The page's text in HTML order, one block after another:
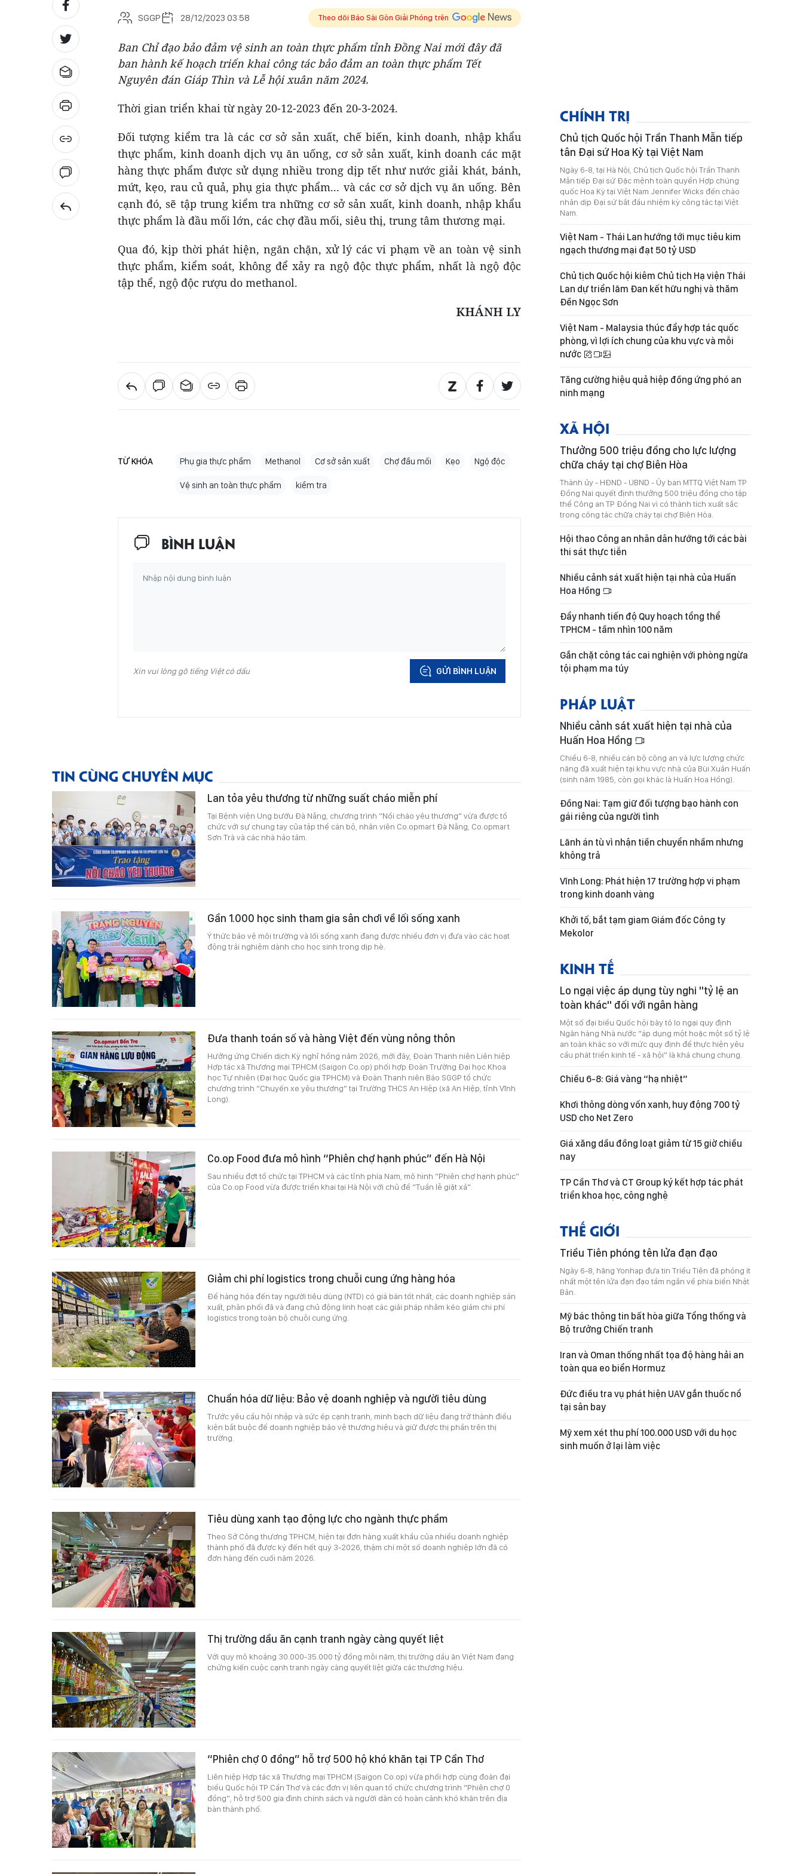
SGGP 28/12/2023 03:58 Theo dõi Báo Sài Gòn Giải Phóng trên
Ban Chỉ đạo bảo đảm vệ sinh an toàn thực phẩm tỉnh Đồng Nai mới đây đã
ban hành kế hoạch triển khai công tác bảo đảm an toàn thực phẩm Tết
Nguyên đán Giáp Thìn và Lễ hội xuân năm 2024.
Thời gian triển khai từ ngày 20-12-2023 đến 20-3-2024.
Đối tượng kiểm tra là các cơ sở sản xuất, chế biến, kinh doanh, nhập khẩu
thực phẩm, kinh doanh dịch vụ ăn uống, cơ sở sản xuất, kinh doanh các mặt
hàng thực phẩm được sử dụng nhiều trong dịp tết như nước giải khát, bánh,
mứt, kẹo, rau củ quả, phụ gia thực phẩm... và các cơ sở dịch vụ ăn uống. Bên
cạnh đó, sẽ tập trung kiểm tra những cơ sở sản xuất, kinh doanh, nhập khẩu
thực phẩm là đầu mối lớn, các chợ đầu mối, siêu thị, trung tâm thương mại.
Qua đó, kịp thời phát hiện, ngăn chặn, xử lý các vi phạm về an toàn vệ sinh
thực phẩm, kiểm soát, không để xảy ra ngộ độc thực phẩm, nhất là ngộ độc
tập thể, ngộ độc rượu do methanol.
KHÁNH LY
TỪ KHÓA Phụ gia thực phẩm Methanol Cơ sở sản xuất Chợ đầu mối Kẹo Ngộ độc
Vệ sinh an toàn thực phẩm kiểm tra
BÌNH LUẬN
Xin vui lòng gõ tiếng Việt có dấu GỬI BÌNH LUẬN
TIN CÙNG CHUYÊN MỤC
Lan tỏa yêu thương từ những suất cháo miễn phí
Tại Bệnh viện Ung bướu Đà Nẵng, chương trình “Nồi cháo yêu thương” vừa được tổ
chức với sự chung tay của tập thể cán bộ, nhân viên Co.opmart Đà Nẵng, Co.opmart
Sơn Trà và các nhà hảo tâm.
Gần 1.000 học sinh tham gia sân chơi về lối sống xanh
Ý thức bảo vệ môi trường và lối sống xanh đang được nhiều đơn vị đưa vào các hoạt
động trải nghiệm dành cho học sinh trong dịp hè.
Đưa thanh toán số và hàng Việt đến vùng nông thôn
Hưởng ứng Chiến dịch Kỳ nghỉ hồng năm 2026, mới đây, Đoàn Thanh niên Liên hiệp
Hợp tác xã Thương mại TPHCM (Saigon Co.op) phối hợp Đoàn Trường Đại học Khoa
học Tự nhiên (Đại học Quốc gia TPHCM) và Đoàn Thanh niên Báo SGGP tổ chức
chương trình “Chuyến xe yêu thương” tại Trường THCS An Hiệp (xã An Hiệp, tỉnh Vĩnh
Long).
Co.op Food đưa mô hình “Phiên chợ hạnh phúc” đến Hà Nội
Sau nhiều đợt tổ chức tại TPHCM và các tỉnh phía Nam, mô hình “Phiên chợ hạnh phúc”
của Co.op Food vừa được triển khai tại Hà Nội với chủ đề “Tuần lễ giặt xả”.
Giảm chi phí logistics trong chuỗi cung ứng hàng hóa
Để hàng hóa đến tay người tiêu dùng (NTD) có giá bán tốt nhất, các doanh nghiệp sản
xuất, phân phối đã và đang chủ động linh hoạt các giải pháp nhằm kéo giảm chi phí
logistics trong toàn bộ chuỗi cung ứng.
Chuẩn hóa dữ liệu: Bảo vệ doanh nghiệp và người tiêu dùng
Trước yêu cầu hội nhập và sức ép cạnh tranh, minh bạch dữ liệu đang trở thành điều
kiện bắt buộc để doanh nghiệp bảo vệ thương hiệu và giữ được thị phần trên thị
trường.
Tiêu dùng xanh tạo động lực cho ngành thực phẩm
Theo Sở Công thương TPHCM, hiện tại đơn hàng xuất khẩu của nhiều doanh nghiệp
thành phố đã được ký đến hết quý 3-2026, thậm chí một số doanh nghiệp lớn đã có
đơn hàng đến cuối năm 2026.
Thị trường dầu ăn cạnh tranh ngày càng quyết liệt
Với quy mô khoảng 30.000-35.000 tỷ đồng mỗi năm, thị trường dầu ăn Việt Nam đang
chứng kiến cuộc cạnh tranh ngày càng quyết liệt giữa các thương hiệu.
“Phiên chợ 0 đồng” hỗ trợ 500 hộ khó khăn tại TP Cần Thơ
Liên hiệp Hợp tác xã Thương mại TPHCM (Saigon Co.op) vừa phối hợp cùng đoàn đại
biểu Quốc hội TP Cần Thơ và các đơn vị liên quan tổ chức chương trình “Phiên chợ 0
đồng”, hỗ trợ 500 gia đình chính sách và người dân có hoàn cảnh khó khăn trên địa
bàn thành phố.
CHÍNH TRỊ
Chủ tịch Quốc hội Trần Thanh Mẫn tiếp
tân Đại sứ Hoa Kỳ tại Việt Nam
Ngày 6-8, tại Hà Nội, Chủ tịch Quốc hội Trần Thanh
Mẫn tiếp Đại sứ Đặc mệnh toàn quyền Hợp chúng
quốc Hoa Kỳ tại Việt Nam Jennifer Wicks đến chào
nhân dịp Đại sứ bắt đầu nhiệm kỳ công tác tại Việt
Nam.
Việt Nam - Thái Lan hướng tới mục tiêu kim
ngạch thương mại đạt 50 tỷ USD
Chủ tịch Quốc hội kiêm Chủ tịch Hạ viện Thái
Lan dự triển lãm Đan kết hữu nghị và thăm
Đền Ngọc Sơn
Việt Nam - Malaysia thúc đẩy hợp tác quốc
phòng, vì lợi ích chung của khu vực và mỗi
nước
Tăng cường hiệu quả hiệp đồng ứng phó an
ninh mạng
XÃ HỘI
Thưởng 500 triệu đồng cho lực lượng
chữa cháy tại chợ Biên Hòa
Thành ủy - HĐND - UBND - Ủy ban MTTQ Việt Nam TP
Đồng Nai quyết định thưởng 500 triệu đồng cho tập
thể Công an TP Đồng Nai vì có thành tích xuất sắc
trong công tác chữa cháy tại chợ Biên Hòa.
Hội thao Công an nhân dân hướng tới các bài
thi sát thực tiễn
Nhiều cảnh sát xuất hiện tại nhà của Huấn
Hoa Hồng
Đẩy nhanh tiến độ Quy hoạch tổng thể
TPHCM - tầm nhìn 100 năm
Gắn chặt công tác cai nghiện với phòng ngừa
tội phạm ma túy
PHÁP LUẬT
Nhiều cảnh sát xuất hiện tại nhà của
Huấn Hoa Hồng
Chiều 6-8, nhiều cán bộ công an và lực lượng chức
năng đã xuất hiện tại khu vực nhà của Bùi Xuân Huấn
(sinh năm 1985, còn gọi khác là Huấn Hoa Hồng).
Đồng Nai: Tạm giữ đối tượng bạo hành con
gái riêng của người tình
Lãnh án tù vì nhận tiền chuyển nhầm nhưng
không trả
Vĩnh Long: Phát hiện 17 trường hợp vi phạm
trong kinh doanh vàng
Khởi tố, bắt tạm giam Giám đốc Công ty
Mekolor
KINH TẾ
Lo ngại việc áp dụng tùy nghi "tỷ lệ an
toàn khác" đối với ngân hàng
Một số đại biểu Quốc hội bày tỏ lo ngại quy định
Ngân hàng Nhà nước “áp dụng một hoặc một số tỷ lệ
an toàn khác so với mức quy định để thực hiện yêu
cầu phát triển kinh tế - xã hội” là khá chung chung.
Chiều 6-8: Giá vàng “hạ nhiệt”
Khơi thông dòng vốn xanh, huy động 700 tỷ
USD cho Net Zero
Giá xăng dầu đồng loạt giảm từ 15 giờ chiều
nay
TP Cần Thơ và CT Group ký kết hợp tác phát
triển khoa học, công nghệ
THẾ GIỚI
Triều Tiên phóng tên lửa đạn đạo
Ngày 6-8, hãng Yonhap đưa tin Triều Tiên đã phóng ít
nhất một tên lửa đạn đạo tầm ngắn về phía biển Nhật
Bản.
Mỹ bác thông tin bất hòa giữa Tổng thống và
Bộ trưởng Chiến tranh
Iran và Oman thống nhất tọa độ hàng hải an
toàn qua eo biển Hormuz
Đức điều tra vụ phát hiện UAV gắn thuốc nổ
tại sân bay
Mỹ xem xét thu phí 100.000 USD với du học
sinh muốn ở lại làm việc